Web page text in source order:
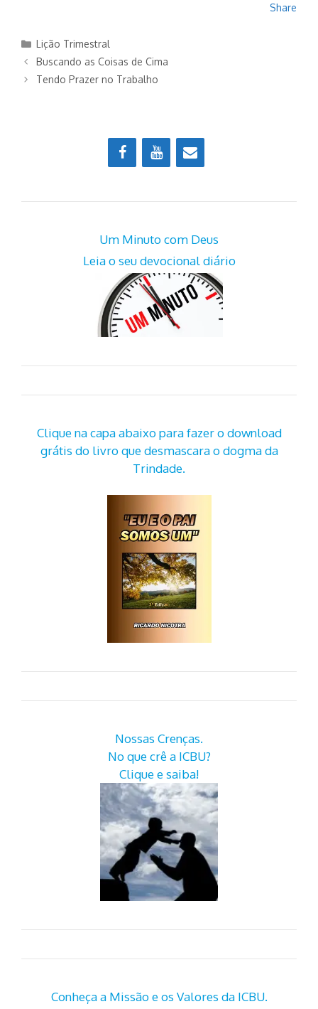
Share
Categorias
Lição Trimestral
Buscando as Coisas de Cima
Tendo Prazer no Trabalho
Um Minuto com Deus
Leia o seu devocional diário
Clique na capa abaixo para fazer o download
grátis do livro que desmascara o dogma da
Trindade.
Nossas Crenças.
No que crê a ICBU?
Clique e saiba!
Conheça a Missão e os Valores da ICBU.